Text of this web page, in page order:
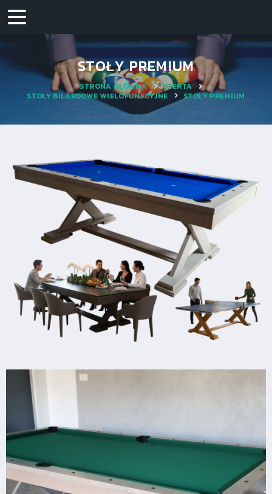
STOŁY PREMIUM
STRONA GŁÓWNA
OFERTA
STOŁY BILARDOWE WIELOFUNKCYJNE
STOŁY PREMIUM